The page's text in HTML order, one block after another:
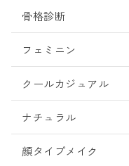
骨格診断
フェミニン
クールカジュアル
ナチュラル
顔タイプメイク